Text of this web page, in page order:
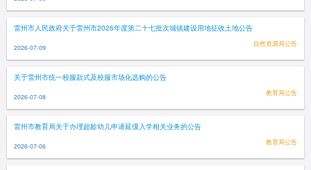
雷州市人民政府关于雷州市2026年度第二十七批次城镇建设用地征收土地公告
2026-07-09 自然资源局公告
关于雷州市统一校服款式及校服市场化选购的公告
2026-07-08 教育局公告
雷州市教育局关于办理超龄幼儿申请延缓入学相关业务的公告
2026-07-06 教育局公告